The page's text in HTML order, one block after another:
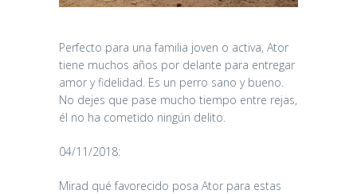
Perfecto para una familia joven o activa, Ator
tiene muchos años por delante para entregar
amor y fidelidad. Es un perro sano y bueno.
No dejes que pase mucho tiempo entre rejas,
él no ha cometido ningún delito.
04/11/2018:
Mirad qué favorecido posa Ator para estas